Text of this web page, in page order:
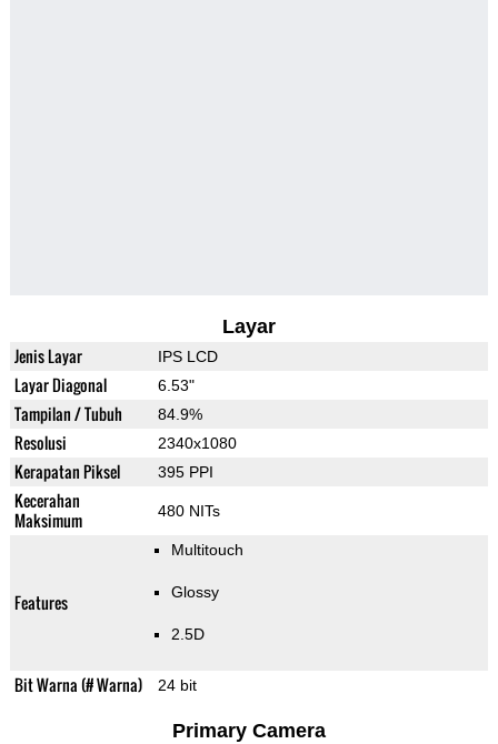
Layar
Jenis Layar IPS LCD
Layar Diagonal 6.53"
Tampilan / Tubuh 84.9%
Resolusi 2340x1080
Kerapatan Piksel 395 PPI
Kecerahan
Maksimum
480 NITs
Features
Multitouch
Glossy
2.5D
Bit Warna (# Warna) 24 bit
Primary Camera